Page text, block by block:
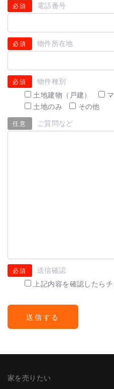
必須 電話番号
必須 物件所在地
必須
物件種別
土地建物（戸建）
土地のみ
その他
任意 ご質問など
必須
送信確認
上記内容を確認したら
家を売りたい